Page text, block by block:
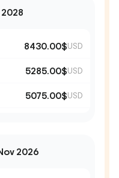
2028
8430.00$USD
5285.00$USD
5075.00$USD
2026